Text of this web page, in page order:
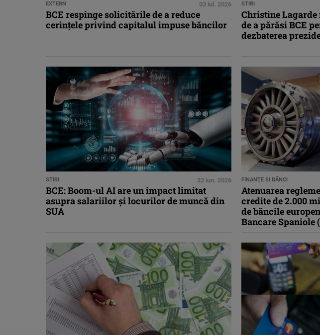
EXTERN 03 iul. 2026
BCE respinge solicitările de a reduce
cerinţele privind capitalul impuse băncilor
STIRI
Christine
de a părăsi BCE
dezbaterea
STIRI 22 iun. 2026
BCE: Boom-ul AI are un impact limitat
asupra salariilor şi locurilor de muncă din
SUA
FINANŢE ŞI BĂNCI
Atenuarea
credite de 2.000
de băncile
Bancare Spaniole